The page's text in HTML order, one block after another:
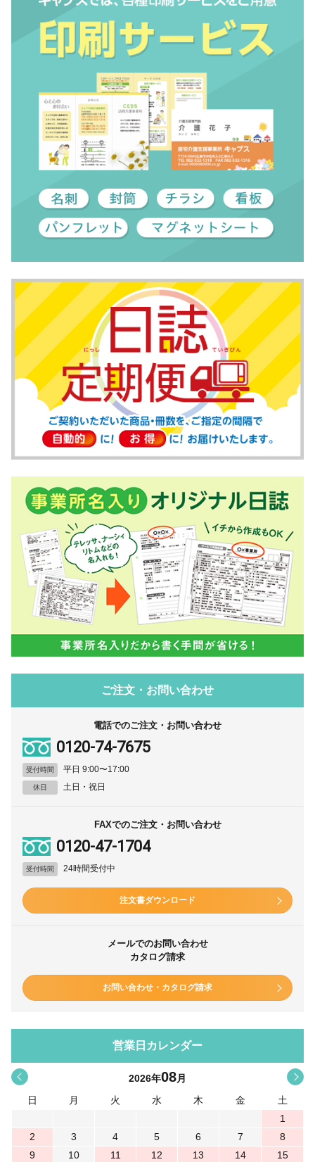
ご注文・お問い合わせ
電話でのご注文・お問い合わせ
0120-74-7675
受付時間 平日 9:00〜17:00
休日 土日・祝日
FAXでのご注文・お問い合わせ
0120-47-1704
受付時間 24時間受付中
注文書ダウンロード
メールでのお問い合わせ
カタログ請求
お問い合わせ・カタログ請求
営業日カレンダー
< >
2026年08月
日
月 火 水 木 金
土
1
2
3 4 5 6 7
8
9
10 11 12 13 14
15